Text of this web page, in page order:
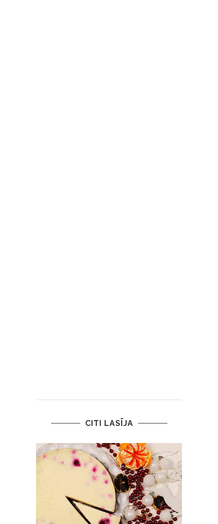
CITI LASĪJA